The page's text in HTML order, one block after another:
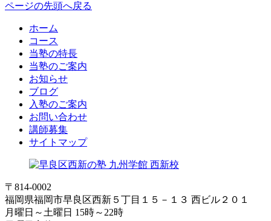
ページの先頭へ戻る
ホーム
コース
当塾の特長
当塾のご案内
お知らせ
ブログ
入塾のご案内
お問い合わせ
講師募集
サイトマップ
〒814-0002
福岡県福岡市早良区西新５丁目１５－１３ 西ビル２０１
月曜日～土曜日 15時～22時